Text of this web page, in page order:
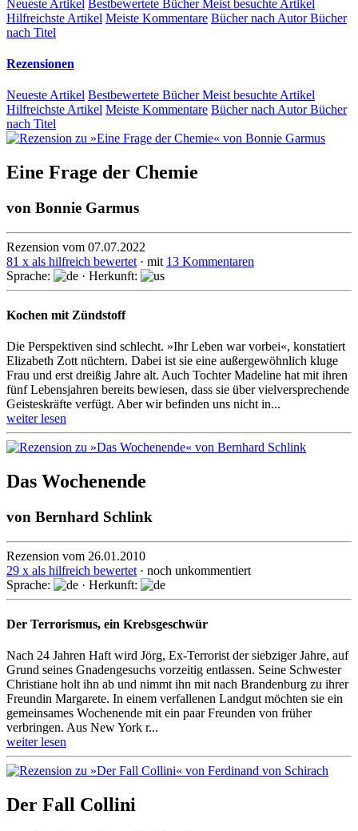
Neueste Artikel Bestbewertete BücherMeist besuchte Artikel
Hilfreichste Artikel Meiste Kommentare Bücher nach AutorBücher
nach Titel
Rezensionen
Neueste Artikel Bestbewertete BücherMeist besuchte Artikel
Hilfreichste Artikel Meiste Kommentare Bücher nach AutorBücher
nach Titel
Eine Frage der Chemie
von Bonnie Garmus
Rezension vom 07.07.2022
81 x als hilfreich bewertet · mit 13 Kommentaren
Sprache:
· Herkunft:
Kochen mit Zündstoff
Die Perspektiven sind schlecht. »Ihr Leben war vorbei«, konsta­tiert
Elizabeth Zott nüchtern. Dabei ist sie eine außer­gewöhn­lich kluge
Frau und erst dreißig Jahre alt. Auch Tochter Madeline hat mit ihren
fünf Lebens­jahren bereits bewiesen, dass sie über viel­ver­spre­chende
Geistes­kräfte verfügt. Aber wir befinden uns nicht in...
weiter lesen
Das Wochenende
von Bernhard Schlink
Rezension vom 26.01.2010
29 x als hilfreich bewertet · noch unkommentiert
Sprache:
· Herkunft:
Der Terrorismus, ein Krebsgeschwür
Nach 24 Jahren Haft wird Jörg, Ex-Terrorist der siebziger Jahre, auf
Grund seines Gnadengesuchs vorzeitig entlassen. Seine Schwester
Christiane holt ihn ab und nimmt ihn mit nach Brandenburg zu ihrer
Freundin Margarete. In einem verfallenen Landgut möchten sie ein
gemeinsames Wochenende mit ein paar Freunden von früher
verbringen. Aus New York r...
weiter lesen
Der Fall Collini